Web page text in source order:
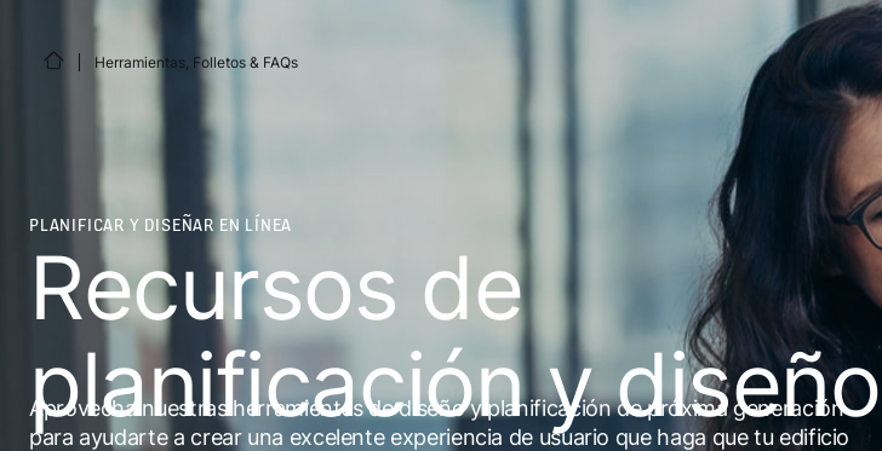
Herramientas, Folletos & FAQs
PLANIFICAR Y DISEÑAR EN LÍNEA
Recursos de
planificación y diseño
Aprovecha nuestras herramientas de diseño y planificación de próxima generación
para ayudarte a crear una excelente experiencia de usuario que haga que tu edificio